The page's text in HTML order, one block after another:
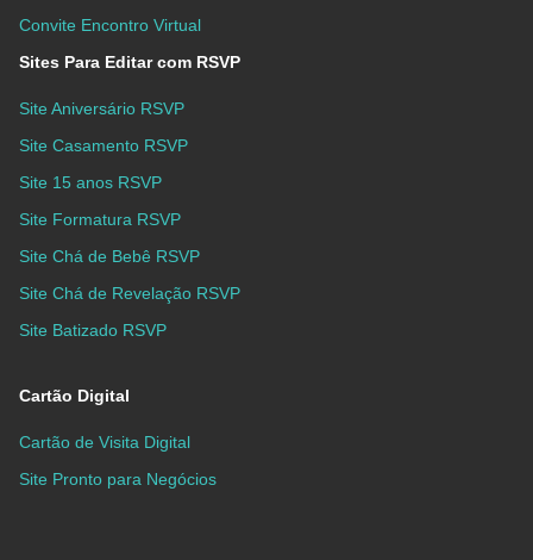
Convite Encontro Virtual
Sites Para Editar com RSVP
Site Aniversário RSVP
Site Casamento RSVP
Site 15 anos RSVP
Site Formatura RSVP
Site Chá de Bebê RSVP
Site Chá de Revelação RSVP
Site Batizado RSVP
Cartão Digital
Cartão de Visita Digital
Site Pronto para Negócios